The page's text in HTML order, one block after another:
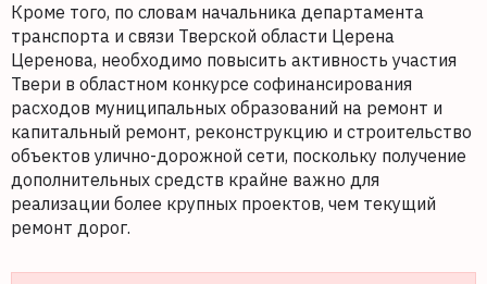
Кроме того, по словам начальника департамента
транспорта и связи Тверской области Церена
Церенова, необходимо повысить активность участия
Твери в областном конкурсе софинансирования
расходов муниципальных образований на ремонт и
капитальный ремонт, реконструкцию и строительство
объектов улично-дорожной сети, поскольку получение
дополнительных средств крайне важно для
реализации более крупных проектов, чем текущий
ремонт дорог.